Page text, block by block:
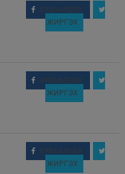
ХУВААЛЦАХ
ЖИРГЭХ
ХУВААЛЦАХ
ЖИРГЭХ
ХУВААЛЦАХ
ЖИРГЭХ